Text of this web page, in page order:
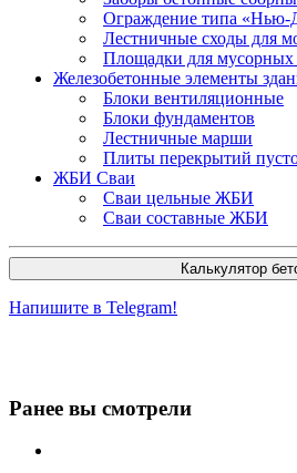
Ограждение типа «Нью-
Лестничные сходы для
Площадки для мусорных
Железобетонные элементы
Блоки вентиляционные
Блоки фундаментов
Лестничные марши
Плиты перекрытий
ЖБИ Сваи
Сваи цельные ЖБИ
Сваи составные ЖБИ
Калькулятор
Напишите в Telegram!
Ранее вы смотрели